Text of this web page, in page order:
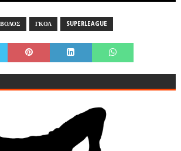
ΒΟΛΟΣ ΓΚΟΛ SUPERLEAGUE